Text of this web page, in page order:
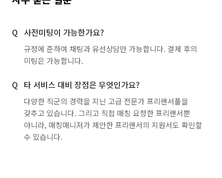
사전미팅이 가능한가요?
규정에 준하여 채팅과 유선상담만 가능합니다. 결제 후의
미팅은 가능합니다.
타 서비스 대비 장점은 무엇인가요?
다양한 직군의 경력을 지닌 고급 전문가 프리랜서풀을
갖추고 있습니다. 그리고 직접 매칭 요청한 프리랜서뿐
아니라, 매칭매니저가 제안한 프리랜서의 지원서도 확인할
수 있습니다.